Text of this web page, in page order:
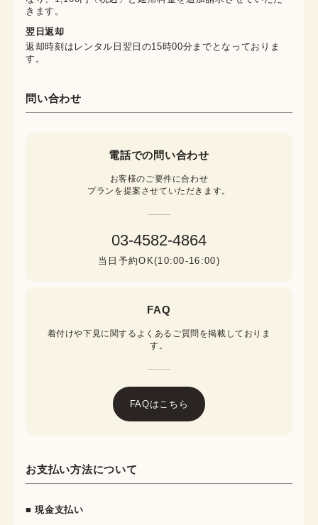
きます。
翌日返却
返却時刻はレンタル日翌日の15時00分までとなっておりま
す。
問い合わせ
電話での問い合わせ
お客様のご要件に合わせ
プランを提案させていただきます。
03-4582-4864
当日予約OK(10:00-16:00)
FAQ
着付けや下見に関するよくあるご質問を掲載しておりま
す。
FAQはこちら
お支払い方法について
■ 現金支払い